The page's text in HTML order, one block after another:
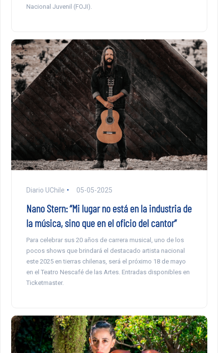
Nacional Juvenil (FOJI).
Diario UChile 05-05-2025
Nano Stern: “Mi lugar no está en la industria de
la música, sino que en el oficio del cantor”
Para celebrar sus 20 años de carrera musical, uno de los
pocos shows que brindará el destacado artista nacional
este 2025 en tierras chilenas, será el próximo 18 de mayo
en el Teatro Nescafé de las Artes. Entradas disponibles en
Ticketmaster.